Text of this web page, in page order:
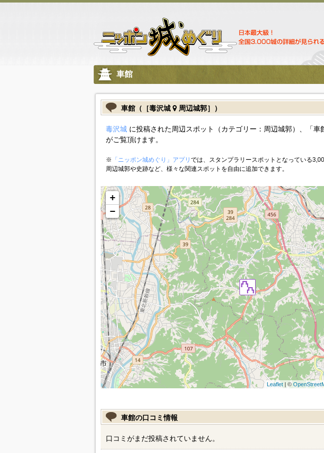
車館
車館（［毒沢城 周辺城郭］）
毒沢城に投稿された周辺スポット（カテゴリー：周辺城郭）、「車
がご覧頂けます。
※ 「ニッポン城めぐり」アプリ では、スタンプラリースポットとなっている
周辺城郭や史跡など、様々な関連スポットを自由に追加できます。
+
−
Leaflet| ©
車館の口コミ情報
口コミがまだ投稿されていません。